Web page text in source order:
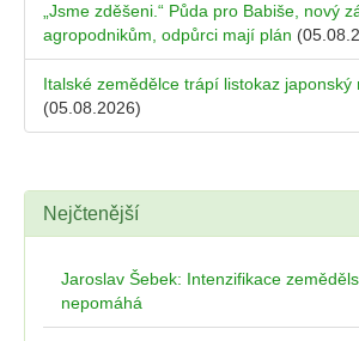
„Jsme zděšeni.“ Půda pro Babiše, nový
agropodnikům, odpůrci mají plán
Italské zemědělce trápí listokaz japonský
(05.08.2026)
Nejčtenější
Jaroslav Šebek: Intenzifikace
nepomáhá